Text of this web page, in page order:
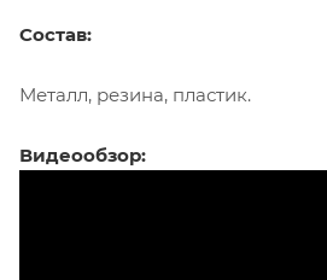
Состав:
Металл, резина, пластик.
Видеообзор: